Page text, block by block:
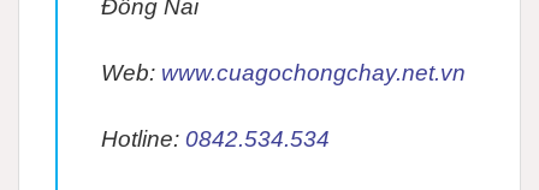
Đồng Nai
Web: www.cuagochongchay.net.vn
Hotline: 0842.534.534